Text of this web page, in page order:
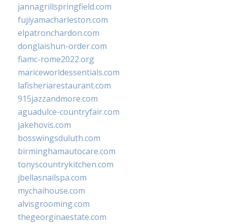
jannagrillspringfield.com
fujiyamacharleston.com
elpatronchardon.com
donglaishun-order.com
fiamc-rome2022.org
mariceworldessentials.com
lafisheriarestaurant.com
915jazzandmore.com
aguadulce-countryfair.com
jakehovis.com
bosswingsduluth.com
birminghamautocare.com
tonyscountrykitchen.com
jbellasnailspa.com
mychaihouse.com
alvisgrooming.com
thegeorginaestate.com